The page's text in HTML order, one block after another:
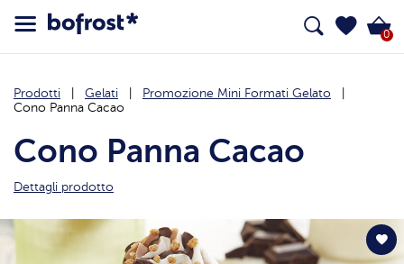
0
Prodotti Gelati
Promozione Mini Formati Gelato
Cono Panna Cacao
Cono Panna Cacao
Dettagli prodotto